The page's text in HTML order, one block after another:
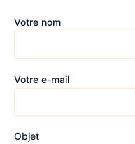
Votre nom
Votre e-mail
Objet